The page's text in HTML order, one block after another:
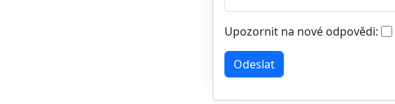
Upozornit na nové odpovědi: